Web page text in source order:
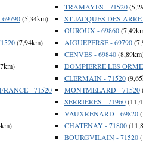
(5,34km)
(7,94km)
- 71520
TRAMAYES - 71520
ST JACQUES DES
OUROUX - 69860
AIGUEPERSE - 69790
CENVES - 69840
DOMPIERRE LES
CLERMAIN - 71520
MONTMELARD - 71520
SERRIERES - 71960
VAUXRENARD - 69820
CHATENAY - 71800
BOURGVILAIN - 71520